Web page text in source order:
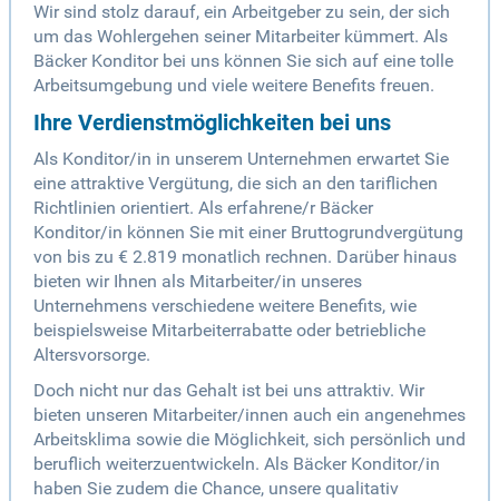
Wir sind stolz darauf, ein Arbeitgeber zu sein, der sich
um das Wohlergehen seiner Mitarbeiter kümmert. Als
Bäcker Konditor bei uns können Sie sich auf eine tolle
Arbeitsumgebung und viele weitere Benefits freuen.
Ihre Verdienstmöglichkeiten bei uns
Als Konditor/in in unserem Unternehmen erwartet Sie
eine attraktive Vergütung, die sich an den tariflichen
Richtlinien orientiert. Als erfahrene/r Bäcker
Konditor/in können Sie mit einer Bruttogrundvergütung
von bis zu € 2.819 monatlich rechnen. Darüber hinaus
bieten wir Ihnen als Mitarbeiter/in unseres
Unternehmens verschiedene weitere Benefits, wie
beispielsweise Mitarbeiterrabatte oder betriebliche
Altersvorsorge.
Doch nicht nur das Gehalt ist bei uns attraktiv. Wir
bieten unseren Mitarbeiter/innen auch ein angenehmes
Arbeitsklima sowie die Möglichkeit, sich persönlich und
beruflich weiterzuentwickeln. Als Bäcker Konditor/in
haben Sie zudem die Chance, unsere qualitativ